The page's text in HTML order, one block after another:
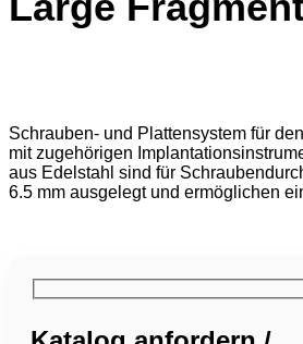
Schrauben- und Plattensystem für
mit zugehörigen
aus Edelstahl sind für
6.5 mm ausgelegt und ermöglichen